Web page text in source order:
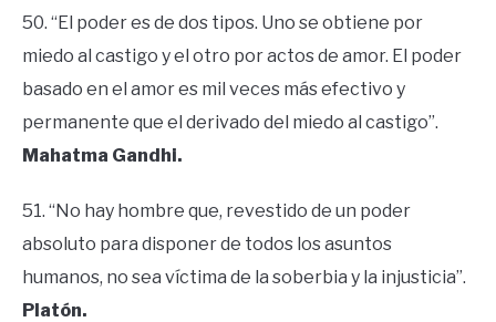
50. “El poder es de dos tipos. Uno se obtiene por
miedo al castigo y el otro por actos de amor. El poder
basado en el amor es mil veces más efectivo y
permanente que el derivado del miedo al castigo”.
Mahatma Gandhi.
51. “No hay hombre que, revestido de un poder
absoluto para disponer de todos los asuntos
humanos, no sea víctima de la soberbia y la injusticia”.
Platón.